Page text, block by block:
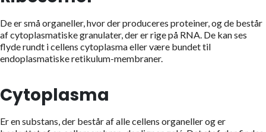
De er små organeller, hvor der produceres proteiner, og de består
af cytoplasmatiske granulater, der er rige på RNA. De kan ses
flyde rundt i cellens cytoplasma eller være bundet til
endoplasmatiske retikulum-membraner.
Cytoplasma
Er en substans, der består af alle cellens organeller og er